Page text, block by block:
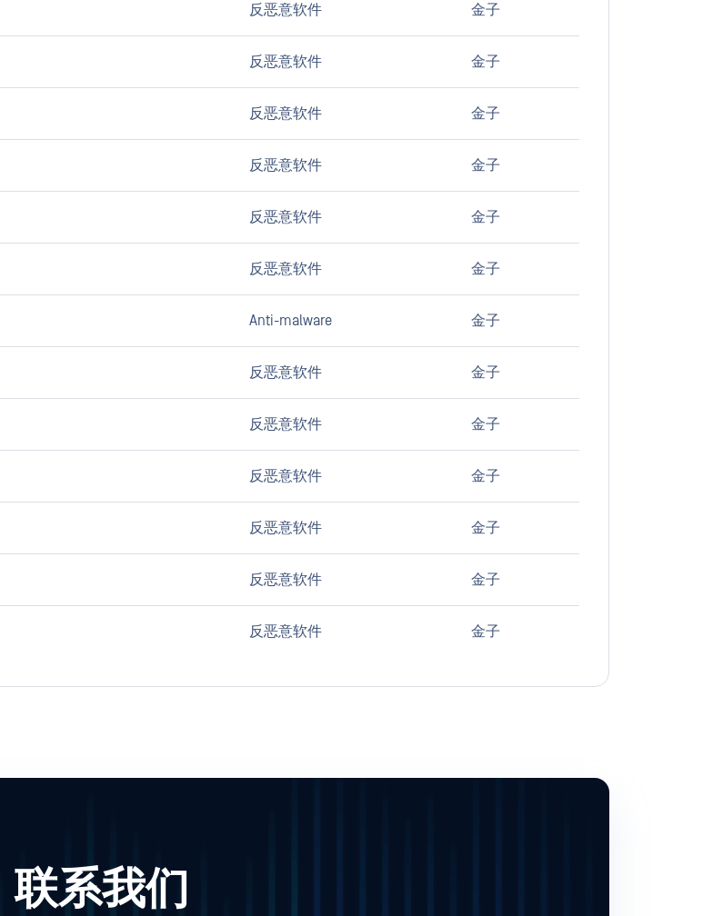
反恶意软件 金子
反恶意软件 金子
反恶意软件 金子
反恶意软件 金子
反恶意软件 金子
反恶意软件 金子
Anti-malware 金子
反恶意软件 金子
反恶意软件 金子
反恶意软件 金子
反恶意软件 金子
反恶意软件 金子
反恶意软件 金子
联系我们